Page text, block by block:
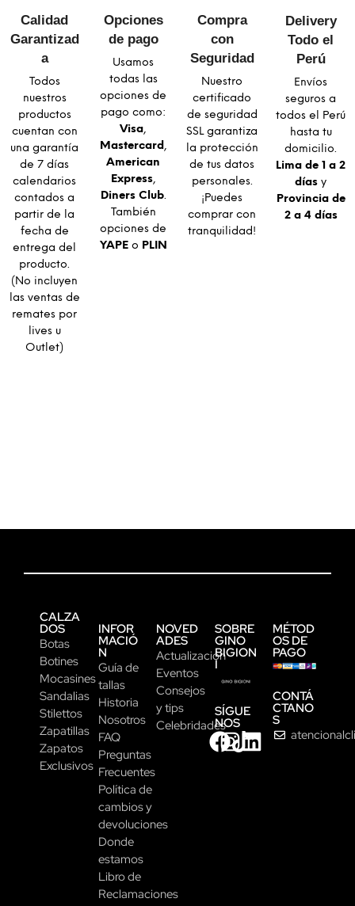
Calidad
Garantizad
a​
Todos
nuestros
productos
cuentan con
una garantía
de 7 días
calendarios
contados a
partir de la
fecha de
entrega del
producto.
(No incluyen
las ventas de
remates por
lives u
Outlet)
Opciones
de pago
Usamos
todas las
opciones de
pago como:
Visa,
Mastercard,
American
Express,
Diners Club.
También
opciones de
YAPEo PLIN
Compra
con
Seguridad​
Nuestro
certificado
de seguridad
SSL garantiza
la protección
de tus datos
personales.
¡Puedes
comprar con
tranquilidad!
Delivery
Todo el
Perú
Envíos
seguros a
todos el Perú
hasta tu
domicilio.
Lima de 1 a 2
días y
Provincia de
2 a 4 días
CALZA
DOS
Botas
Botines
Mocasines
Sandalias
Stilettos
Zapatillas
Zapatos
Exclusivos
INFOR
MACIÓ
N
Guía de
tallas
Historia
Nosotros
FAQ
Preguntas
Frecuentes
Política de
cambios y
devoluciones
Donde
estamos
Libro de
Reclamaciones
NOVED
ADES
Actualización
Eventos
Consejos
y tips
Celebridades
SOBRE
GINO
BIGION
I
SÍGUE
NOS
MÉTOD
OS DE
PAGO
CONTÁ
CTANO
S